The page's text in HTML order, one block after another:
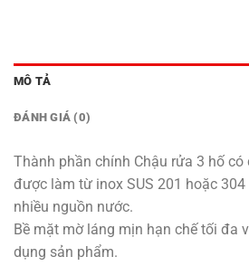
MÔ TẢ
ĐÁNH GIÁ (0)
Thành phần chính Chậu rửa 3 hố có
được làm từ inox SUS 201 hoặc
nhiều nguồn nước.
Bề mặt mờ láng mịn hạn chế tối đa
dụng sản phẩm.